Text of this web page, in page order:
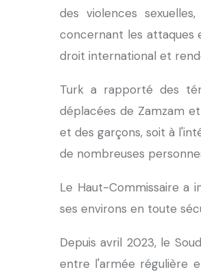
des violences
concernant les attaques
droit international et
Turk a rapporté des
déplacées de Zamzam
et des garçons, soit à
de nombreuses
Le Haut-Commissaire a
ses environs en toute
Depuis avril 2023, le
entre l'armée régulière